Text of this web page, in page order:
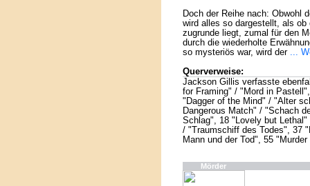
Doch der Reihe nach: Obwohl
wird alles so dargestellt, als ob
zugrunde liegt, zumal für den
durch die wiederholte
so mysteriös war, wird der ...
Querverweise:
Jackson Gillis verfasste
for Framing" / "Mord in
"Dagger of the Mind" / "Alter
Dangerous Match" / "Schach
Schlag", 18 "Lovely but
/ "Traumschiff des Todes", 37
Mann und der Tod", 55
Mörder